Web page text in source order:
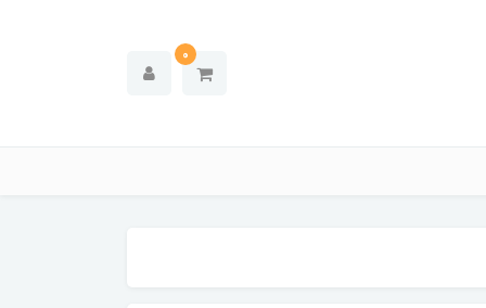
0